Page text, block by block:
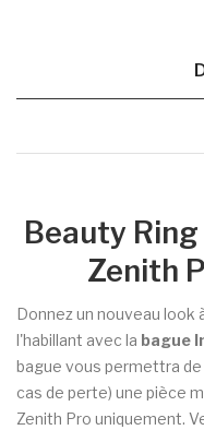
Beauty
Zenith
Donnez un nouveau look
l'habillant avec la bague
bague vous permettra
cas de perte) une pièce
Zenith Pro uniquement.